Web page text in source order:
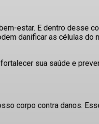
estar. E dentro desse
danificar as células
sua saúde e
corpo contra danos.